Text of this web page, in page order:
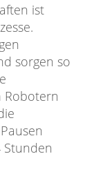
ist
sorgen so
Robotern